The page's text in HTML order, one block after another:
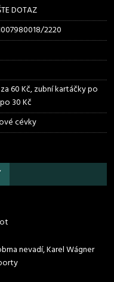
DOTAZ
2220
60 Kč, zubní kartáčky po
30 Kč
cévky
nevadí, Karel Wágner